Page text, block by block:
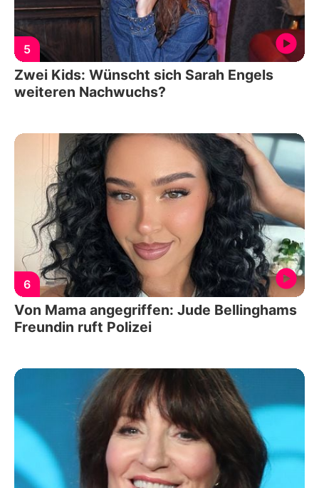
5
Zwei Kids: Wünscht sich Sarah Engels
weiteren Nachwuchs?
6
Von Mama angegriffen: Jude Bellinghams
Freundin ruft Polizei